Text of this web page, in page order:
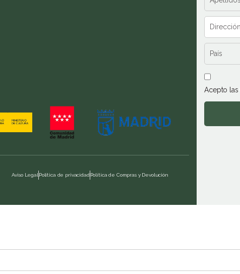
Aviso Legal Política de privacidad Política de Compras y Devolución
Acepto las